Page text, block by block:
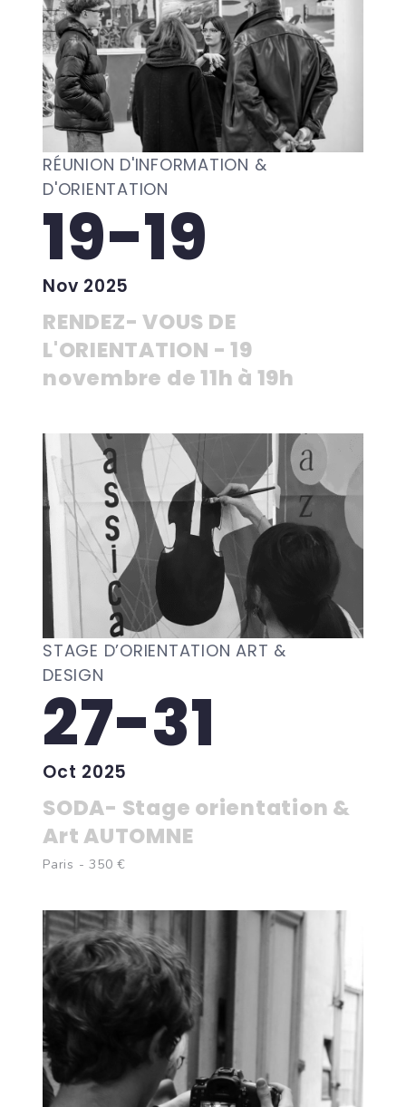
RÉUNION D'INFORMATION &
D'ORIENTATION
19-19
Nov 2025
RENDEZ- VOUS DE
L'ORIENTATION - 19
novembre de 11h à 19h
STAGE D’ORIENTATION ART &
DESIGN
27-31
Oct 2025
SODA- Stage orientation &
Art AUTOMNE
Paris - 350 €